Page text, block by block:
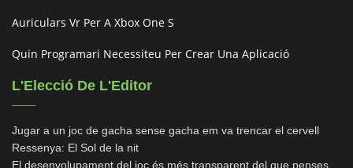
Auriculars Vr Per A Xbox One S
Quin Programari Necessiteu Per Crear Una Aplicació
L'Elecció De L'Editor
Jugar a un joc de gacha sense gacha em va trencar el cervell
Ressenya: El Sol de la nit
El desenvolupament del joc és més transparent del que penses